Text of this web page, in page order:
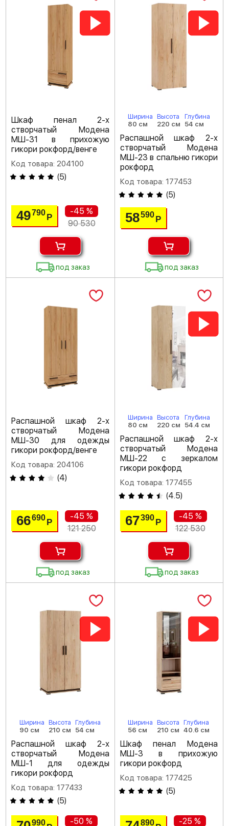
Шкаф пенал 2-х
створчатый Модена
МШ-31 в прихожую
гикори рокфорд/венге
Код товара: 204100
(5)
49790Р
-45 %
90 530
под заказ
Ширина
80 см
Высота
220 см
Глубина
54 см
Распашной шкаф 2-х
створчатый Модена
МШ-23 в спальню гикори
рокфорд
Код товара: 177453
(5)
58590 Р
под заказ
Распашной шкаф 2-х
створчатый Модена
МШ-30 для одежды
гикори рокфорд/венге
Код товара: 204106
(4)
66690Р
-45 %
121 250
под заказ
Ширина
80 см
Высота
220 см
Глубина
54.4 см
Распашной шкаф 2-х
створчатый Модена
МШ-22 с зеркалом
гикори рокфорд
Код товара: 177455
(4.5)
67390 Р
-45 %
122 530
под заказ
Ширина
90 см
Высота
210 см
Глубина
54 см
Распашной шкаф 2-х
створчатый Модена
МШ-1 для одежды
гикори рокфорд
Код товара: 177433
(5)
990
-50 %
Ширина
56 см
Высота
210 см
Глубина
40.6 см
Шкаф пенал Модена
МШ-3 в прихожую
гикори рокфорд
Код товара: 177425
(5)
890
-25 %